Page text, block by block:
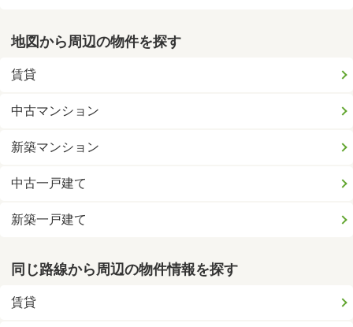
地図から周辺の物件を探す
賃貸
中古マンション
新築マンション
中古一戸建て
新築一戸建て
同じ路線から周辺の物件情報を探す
賃貸